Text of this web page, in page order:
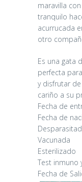
maravilla
tranquilo
acurrucada
otro
Es una gata
perfecta
y disfrutar
cariño a su
Fecha de
Fecha de
Vacunada
Esterilizado
Test inmuno
Fecha de